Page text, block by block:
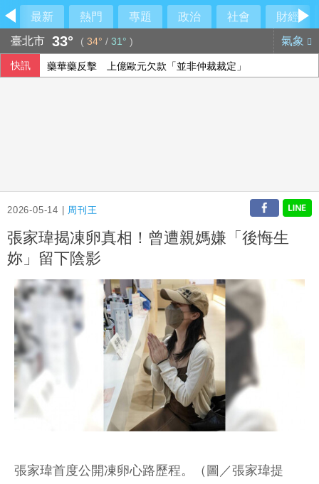
最新 熱門 專題 政治 社會
財經
臺北市 33° ( 34° / 31° ) 氣象
快訊 藥華藥反擊 上億歐元欠款「並非仲裁裁定」
2026-05-14 | 周刊王
張家瑋揭凍卵真相！曾遭親媽嫌「後悔生
妳」留下陰影
張家瑋首度公開凍卵心路歷程。（圖／張家瑋提